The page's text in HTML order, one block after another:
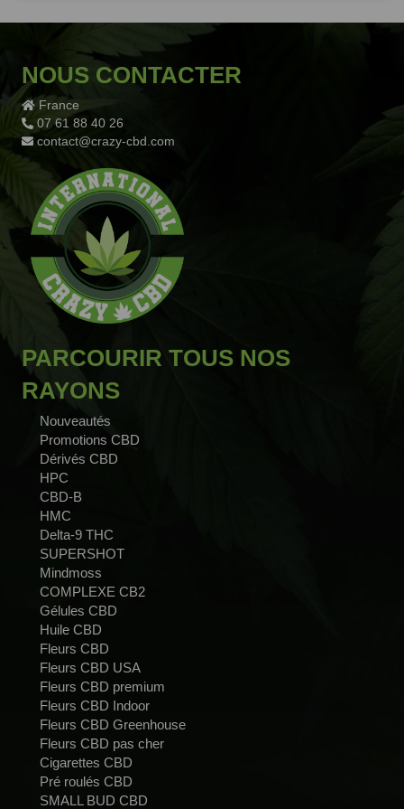
NOUS CONTACTER
France
07 61 88 40 26
contact@crazy-cbd.com
PARCOURIR TOUS NOS
RAYONS
Nouveautés
Promotions CBD
Dérivés CBD
HPC
CBD-B
HMC
Delta-9 THC
SUPERSHOT
Mindmoss
COMPLEXE CB2
Gélules CBD
Huile CBD
Fleurs CBD
Fleurs CBD USA
Fleurs CBD premium
Fleurs CBD Indoor
Fleurs CBD Greenhouse
Fleurs CBD pas cher
Cigarettes CBD
Pré roulés CBD
SMALL BUD CBD